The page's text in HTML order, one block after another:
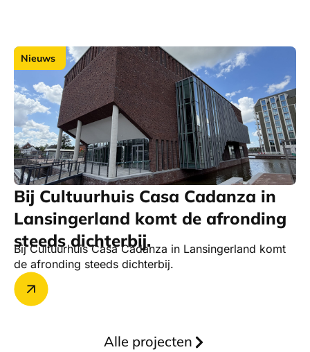
Nieuws
Bij Cultuurhuis Casa Cadanza in
Lansingerland komt de afronding
steeds dichterbij.
Bij Cultuurhuis Casa Cadanza in Lansingerland komt
de afronding steeds dichterbij.
Alle projecten